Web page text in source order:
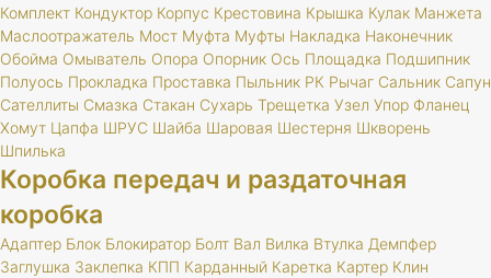
Комплект Кондуктор Корпус Крестовина Крышка Кулак Манжета
Маслоотражатель Мост Муфта Муфты Накладка Наконечник
Обойма Омыватель Опора Опорник Ось Площадка Подшипник
Полуось Прокладка Проставка Пыльник РК Рычаг Сальник Сапун
Сателлиты Смазка Стакан Сухарь Трещетка Узел Упор Фланец
Хомут Цапфа ШРУС Шайба Шаровая Шестерня Шкворень
Шпилька
Коробка передач и раздаточная
коробка
Адаптер Блок Блокиратор Болт Вал Вилка Втулка Демпфер
Заглушка Заклепка КПП Карданный Каретка Картер Клин